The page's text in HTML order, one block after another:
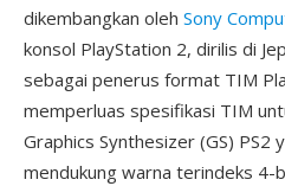
dikembangkan oleh Sony
konsol PlayStation 2, dirilis di
sebagai penerus format TIM
memperluas spesifikasi TIM
Graphics Synthesizer (GS) PS2
mendukung warna terindeks 4-